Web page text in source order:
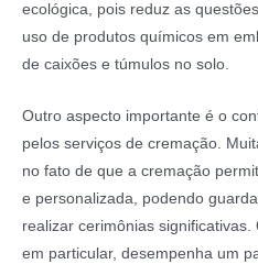
ecológica, pois reduz as
uso de produtos químicos em
de caixões e túmulos no solo.
Outro aspecto importante é o
pelos serviços de cremação.
no fato de que a cremação
e personalizada, podendo
realizar cerimônias
em particular, desempenha um